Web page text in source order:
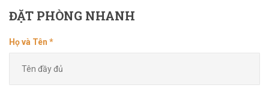
ĐẶTPHÒNG NHANH
Họ và Tên *